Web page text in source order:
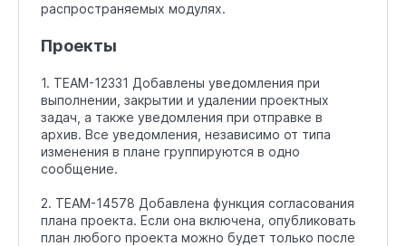
распространяемых модулях.
Проекты
1. TEAM-12331 Добавлены уведомления при
выполнении, закрытии и удалении проектных
задач, а также уведомления при отправке в
архив. Все уведомления, независимо от типа
изменения в плане группируются в одно
сообщение.
2. TEAM-14578 Добавлена функция согласования
плана проекта. Если она включена, опубликовать
план любого проекта можно будет только после